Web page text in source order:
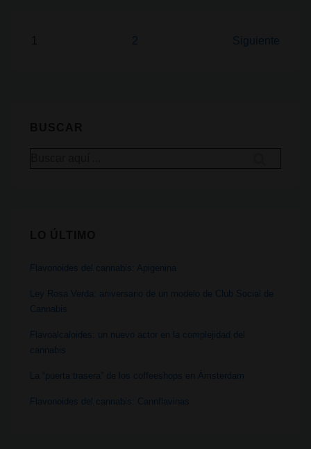
2 Siguiente
Flavonoides del cannabis: Apigenina
Ley Rosa Verda: aniversario de un modelo de Club Social de
Cannabis
Flavoalcaloides: un nuevo actor en la complejidad del
cannabis
La “puerta trasera” de los coffeeshops en Ámsterdam
Flavonoides del cannabis: Cannflavinas